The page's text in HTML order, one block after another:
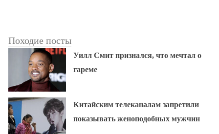
Походие посты
Уилл Смит признался, что мечтал о
гареме
Китайским телеканалам запретили
показывать женоподобных мужчин